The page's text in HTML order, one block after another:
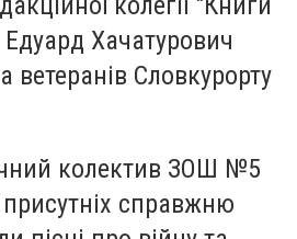
Хачатурович
ветеранів Словкурорту
колектив ЗОШ №5
справжню